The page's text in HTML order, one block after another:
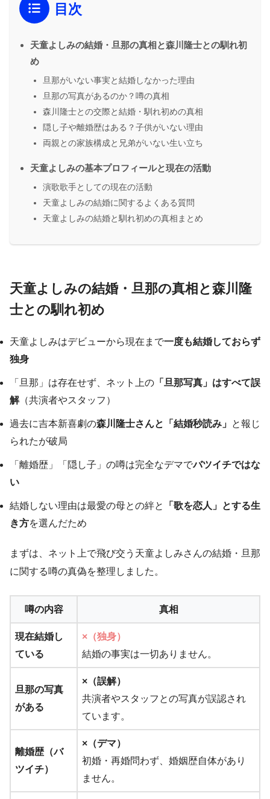
目次
天童よしみの結婚・旦那の真相と森川隆士との馴れ初
め
旦那がいない事実と結婚しなかった理由
旦那の写真があるのか？噂の真相
森川隆士との交際と結婚・馴れ初めの真相
隠し子や離婚歴はある？子供がいない理由
両親との家族構成と兄弟がいない生い立ち
天童よしみの基本プロフィールと現在の活動
演歌歌手としての現在の活動
天童よしみの結婚に関するよくある質問
天童よしみの結婚と馴れ初めの真相まとめ
天童よしみの結婚・旦那の真相と森川隆
士との馴れ初め
天童よしみはデビューから現在まで一度も結婚しておらず
独身
「旦那」は存在せず、ネット上の 「旦那写真」はすべて誤
解（共演者やスタッフ）
過去に吉本新喜劇の森川隆士さんと「結婚秒読み」 と報じ
られたが破局
「離婚歴」「隠し子」の噂は完全なデマでバツイチではな
い
結婚しない理由は最愛の母との絆と
「歌を恋人」とする生
き方を選んだため
まずは、ネット上で飛び交う天童よしみさんの結婚・旦那
に関する噂の真偽を整理しました。
噂の内容 真相
現在結婚し
ている
×（独身）
結婚の事実は一切ありません。
旦那の写真
がある
×（誤解）
共演者やスタッフとの写真が誤認され
ています。
離婚歴（バ
ツイチ）
×（デマ）
初婚・再婚問わず、婚姻歴自体があり
ません。